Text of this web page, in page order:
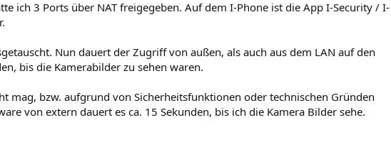
ich 3 Ports über NAT freigegeben. Auf dem I-Phone ist die App I-Security / I-
Nun dauert der Zugriff von außen, als auch aus dem LAN auf den
bis die Kamerabilder zu sehen waren.
mag, bzw. aufgrund von Sicherheitsfunktionen oder technischen Gründen
von extern dauert es ca. 15 Sekunden, bis ich die Kamera Bilder sehe.